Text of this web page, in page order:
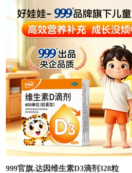
999官旗.达因维生素D3滴剂328粒